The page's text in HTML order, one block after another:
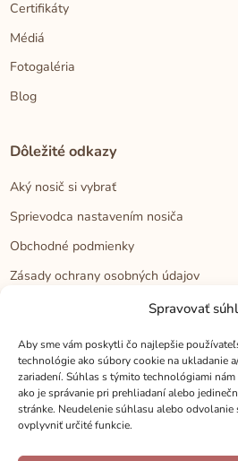
Spravovať
Aby sme vám poskytli čo najlepšie
technológie ako súbory cookie na ukladanie
zariadení. Súhlas s týmito technológiami
ako je správanie pri prehliadaní alebo
stránke. Neudelenie súhlasu alebo odvolanie
ovplyvniť určité funkcie.
Certifikáty
Médiá
Fotogaléria
Blog
Dôležité odkazy
Aký nosič si vybrať
Sprievodca nastavením nosiča
Obchodné podmienky
Zásady ochrany osobných údajov
Kontakt
Kontakt
Zákaznícka podpora